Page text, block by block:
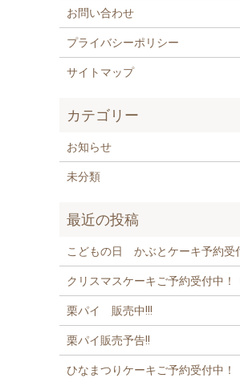
お問い合わせ
プライバシーポリシー
サイトマップ
カテゴリー
お知らせ
未分類
最近の投稿
こどもの日 かぶとケーキ予約受
クリスマスケーキご予約受付中！
栗パイ 販売中!!!
栗パイ販売予告!!
ひなまつりケーキご予約受付中！